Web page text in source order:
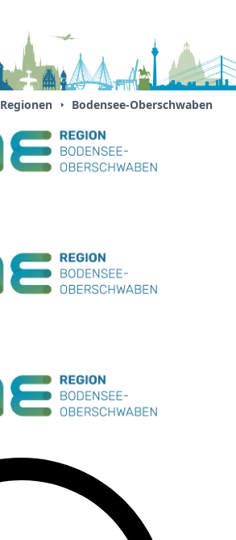
Regionen Bodensee-Oberschwaben